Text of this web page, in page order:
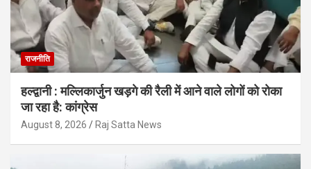
राजनीति
हल्द्वानी : मल्लिकार्जुन खड़गे की रैली में आने वाले लोगों को रोका
जा रहा है: कांग्रेस
August 8, 2026 Raj Satta News